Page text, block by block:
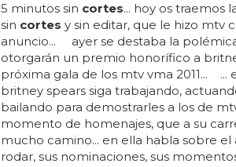
5 minutos sin cortes... hoy os traemos
sin cortes y sin editar, que le hizo mtv
anuncio... ayer se destaba la
otorgarán un premio honorífico a
próxima gala de los mtv vma 2011... ...
britney spears siga trabajando,
bailando para demostrarles a los de
momento de homenajes, que a su
mucho camino... en ella habla sobre
rodar, sus nominaciones, sus